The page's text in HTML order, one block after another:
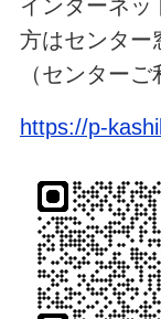
インターネッ
方はセンター
（センター
https://p-